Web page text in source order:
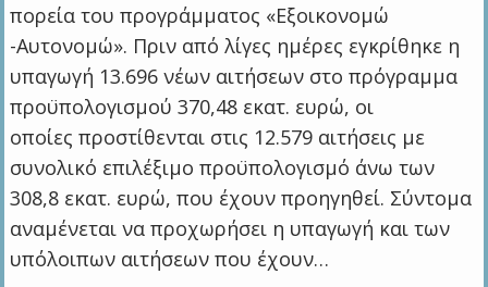
πορεία του προγράμματος «Εξοικονομώ
-Αυτονομώ». Πριν από λίγες ημέρες εγκρίθηκε η
υπαγωγή 13.696 νέων αιτήσεων στο πρόγραμμα
προϋπολογισμού 370,48 εκατ. ευρώ, οι
οποίες προστίθενται στις 12.579 αιτήσεις με
συνολικό επιλέξιμο προϋπολογισμό άνω των
308,8 εκατ. ευρώ, που έχουν προηγηθεί. Σύντομα
αναμένεται να προχωρήσει η υπαγωγή και των
υπόλοιπων αιτήσεων που έχουν…